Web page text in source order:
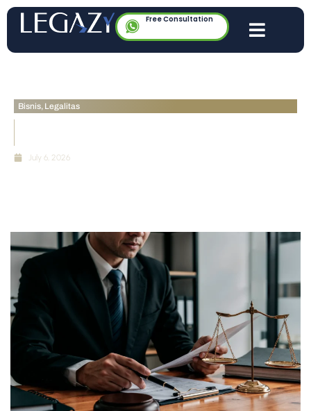
Free Consultation
Bisnis, Legalitas
July 6, 2026